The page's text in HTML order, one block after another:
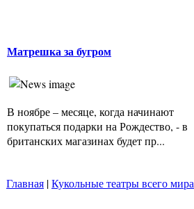
Матрешка за бугром
В ноябре – месяце, когда начинают
покупаться подарки на Рождество, - в
британских магазинах будет пр...
Главная |Кукольные театры всего мира